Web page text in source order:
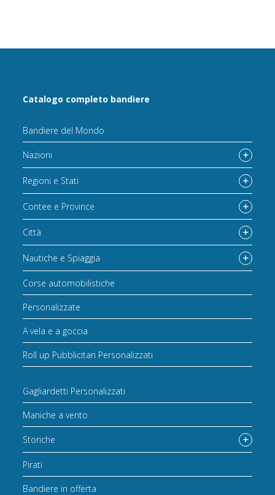
Catalogo completo bandiere
Bandiere del Mondo
Nazioni
Regioni e Stati
Contee e Province
Città
Nautiche e Spiaggia
Corse automobilistiche
Personalizzate
A vela e a goccia
Roll up Pubblicitari Personalizzati
Gagliardetti Personalizzati
Maniche a vento
Storiche
Pirati
Bandiere in offerta